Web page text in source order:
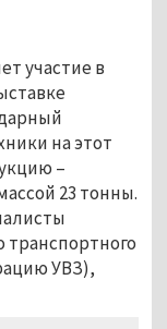
участие в
на этот
–
23 тонны.
транспортного
УВЗ),